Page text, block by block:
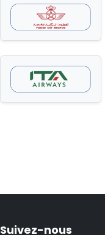
Suivez-nous